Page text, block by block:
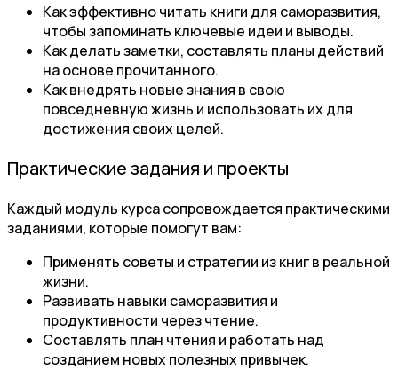
Как эффективно читать книги для саморазвития,
чтобы запоминать ключевые идеи и выводы.
Как делать заметки, составлять планы действий
на основе прочитанного.
Как внедрять новые знания в свою
повседневную жизнь и использовать их для
достижения своих целей.
Практические задания и проекты
Каждый модуль курса сопровождается практическими
заданиями, которые помогут вам:
Применять советы и стратегии из книг в реальной
жизни.
Развивать навыки саморазвития и
продуктивности через чтение.
Составлять план чтения и работать над
созданием новых полезных привычек.